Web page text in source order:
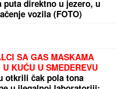
Položeni venci za
koloni na Petrovačkoj